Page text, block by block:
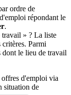
ordre de
répondant le
.
travail » ? La liste
Parmi
dont le lieu de travail
offres d'emploi via
situation de